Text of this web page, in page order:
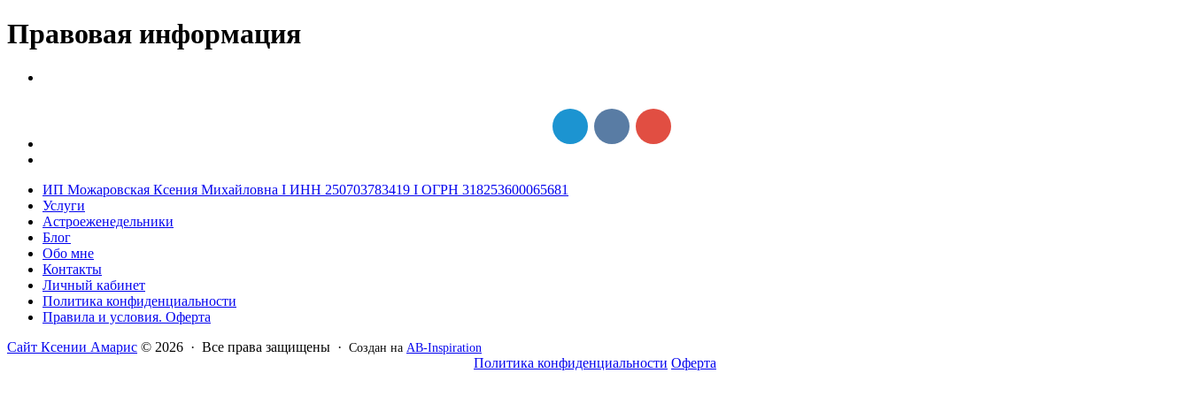
Правовая информация
ИП Можаровская Ксения Михайловна I ИНН 250703783419 I ОГРН 318253600065681
Услуги
Астроеженедельники
Блог
Обо мне
Контакты
Личный кабинет
Политика конфиденциальности
Правила и условия. Оферта
Сайт Ксении Амарис © 2026 · Все права защищены · Создан на AB-Inspiration
Политика конфиденциальности Оферта